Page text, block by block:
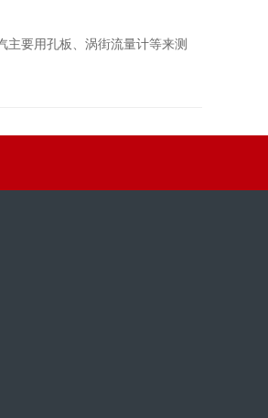
要用孔板、涡街流量计等来测